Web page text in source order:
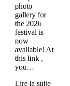
photo
gallery for
the 2026
festival is
now
available! At
this link ,
you…
Lire la suite